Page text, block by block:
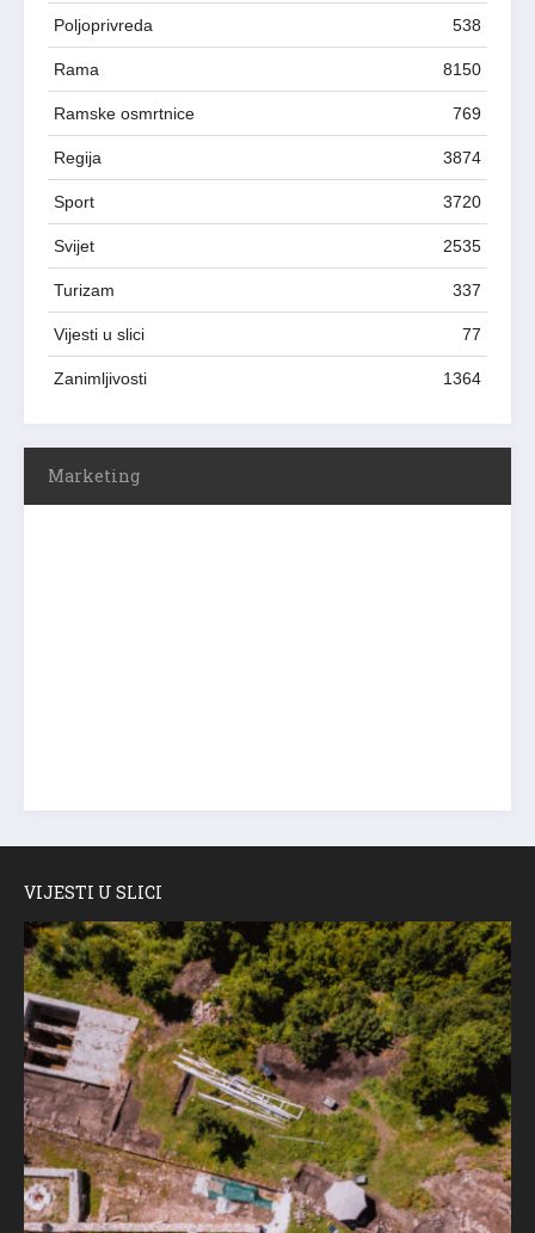
Poljoprivreda 538
Rama 8150
Ramske osmrtnice 769
Regija 3874
Sport 3720
Svijet 2535
Turizam 337
Vijesti u slici 77
Zanimljivosti 1364
Marketing
VIJESTI U SLICI